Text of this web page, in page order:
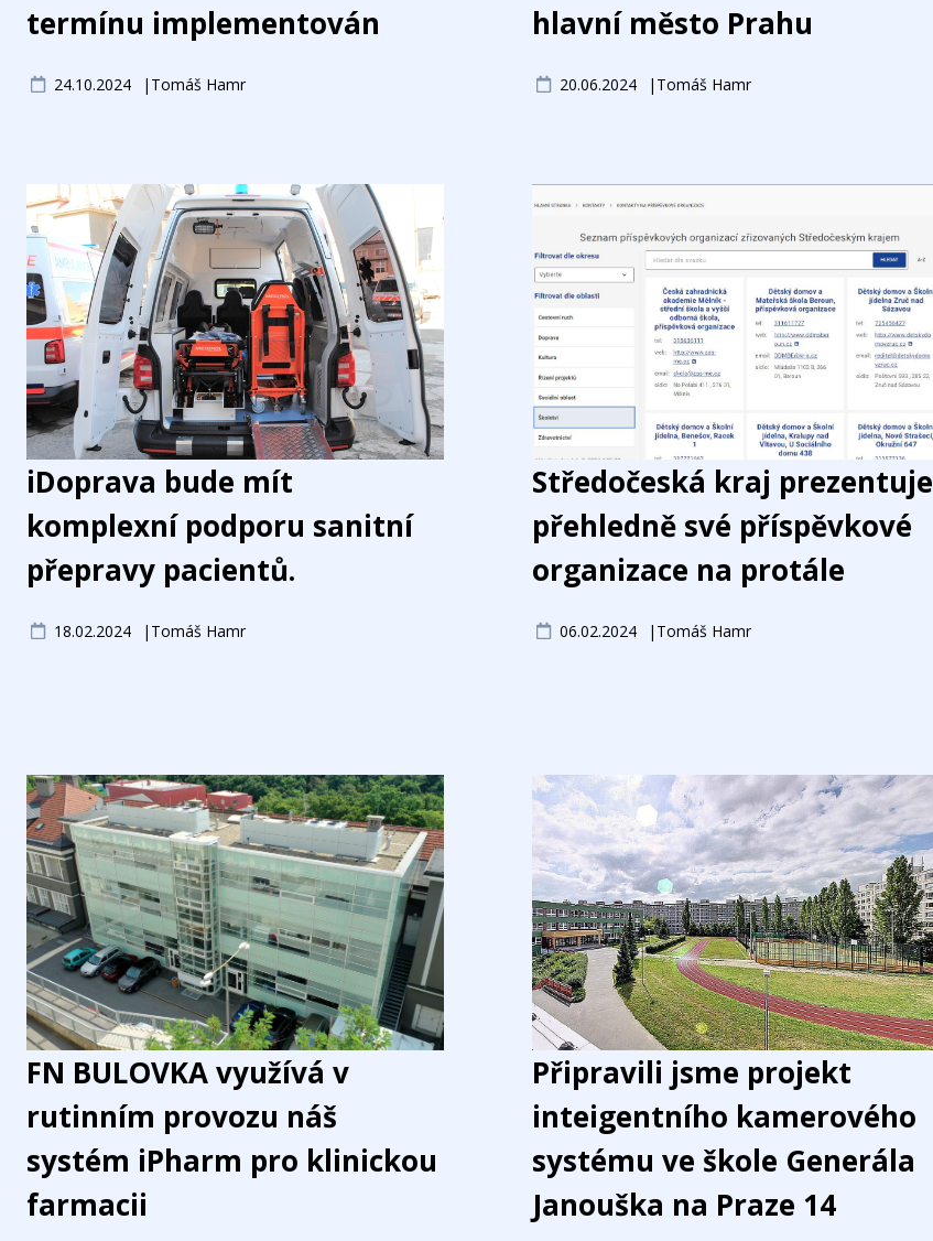
termínu implementován
24.10.2024 Tomáš Hamr
hlavní město Prahu
20.06.2024 Tomáš Hamr
iDoprava bude mít
komplexní podporu sanitní
přepravy pacientů.
18.02.2024 Tomáš Hamr
Středočeská kraj prezentuje
přehledně své příspěvkové
organizace na protále
06.02.2024 Tomáš Hamr
FN BULOVKA využívá v
rutinním provozu náš
systém iPharm pro klinickou
farmacii
Připravili jsme projekt
inteigentního kamerového
systému ve škole Generála
Janouška na Praze 14